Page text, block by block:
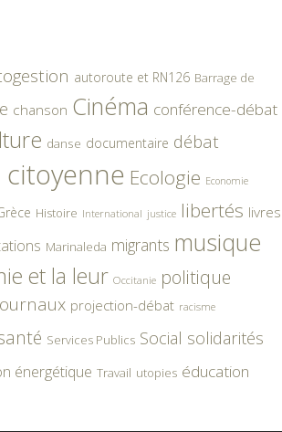
autoroute et RN126 Barrage de
chanson Cinéma conférence-débat
danse documentaire débat
Ecologie Economie
Histoire International justice libertés livres
Marinaleda migrants musique
et la leur Occitanie politique
projection-débat racisme
Services Publics Social solidarités
énergétique Travail utopies éducation